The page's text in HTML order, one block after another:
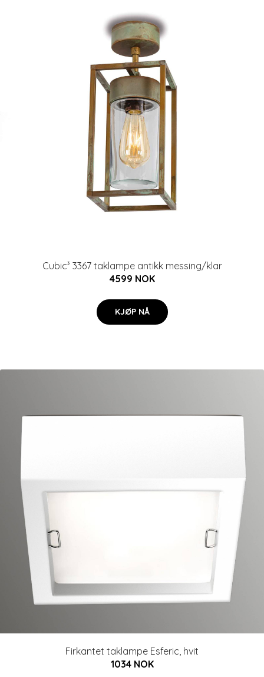
Cubic³ 3367 taklampe antikk messing/klar
4599 NOK
KJØP NÅ
Firkantet taklampe Esferic, hvit
1034 NOK